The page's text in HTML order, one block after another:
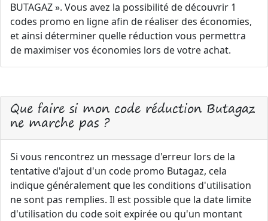
BUTAGAZ ». Vous avez la possibilité de découvrir 1
codes promo en ligne afin de réaliser des économies,
et ainsi déterminer quelle réduction vous permettra
de maximiser vos économies lors de votre achat.
Que faire si mon code réduction Butagaz
ne marche pas ?
Si vous rencontrez un message d'erreur lors de la
tentative d'ajout d'un code promo Butagaz, cela
indique généralement que les conditions d'utilisation
ne sont pas remplies. Il est possible que la date limite
d'utilisation du code soit expirée ou qu'un montant